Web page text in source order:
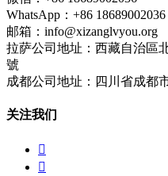
WhatsApp：+86 18689002036
邮箱：info@xizanglvyou.org
拉萨公司地址：西藏自治區
號
成都公司地址：四川省成都
关注我们

